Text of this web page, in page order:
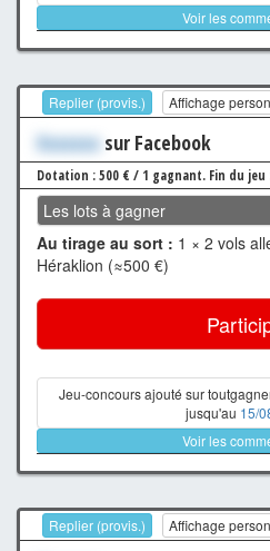
Voir les
Replier (provis.) Affichage
Xxxxxxx sur Facebook
Dotation : 500 € / 1 gagnant. Fin du jeu
Les lots à gagner
Au tirage au sort : 1 × 2 vols
Héraklion (≈500 €)
Jeu-concours ajouté sur
jusqu'au 15/
Voir les
Replier (provis.) Affichage